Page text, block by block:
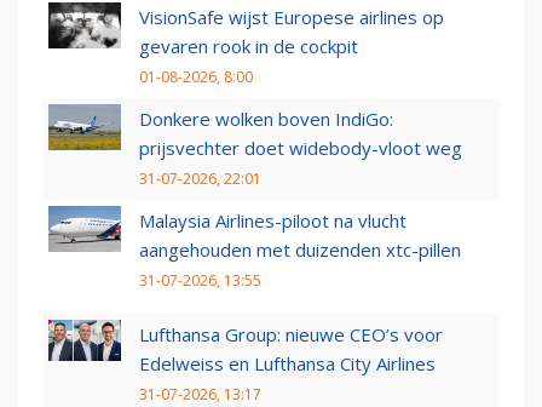
VisionSafe wijst Europese airlines op
gevaren rook in de cockpit
01-08-2026, 8:00
Donkere wolken boven IndiGo:
prijsvechter doet widebody-vloot weg
31-07-2026, 22:01
Malaysia Airlines-piloot na vlucht
aangehouden met duizenden xtc-pillen
31-07-2026, 13:55
Lufthansa Group: nieuwe CEO’s voor
Edelweiss en Lufthansa City Airlines
31-07-2026, 13:17